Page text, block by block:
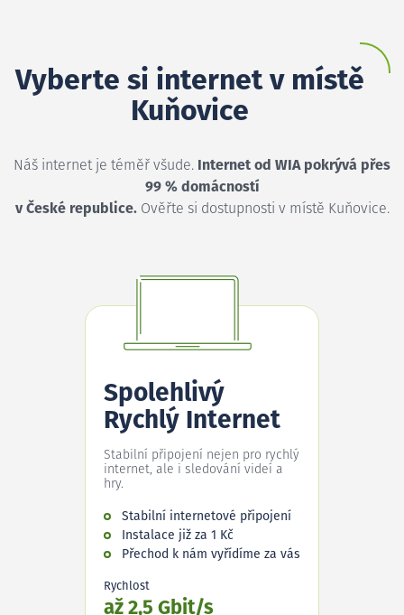
Vyberte si internet v místě
Kuňovice
Náš internet je téměř všude. Internet od WIA pokrývá přes
99 % domácností
v České republice.Ověřte si dostupnosti v místě Kuňovice.
Spolehlivý
Rychlý Internet
Stabilní připojení nejen pro rychlý
internet, ale i sledování videí a
hry.
Stabilní internetové připojení
Instalace již za 1 Kč
Přechod k nám vyřídíme za vás
Rychlost
až 2,5 Gbit/s